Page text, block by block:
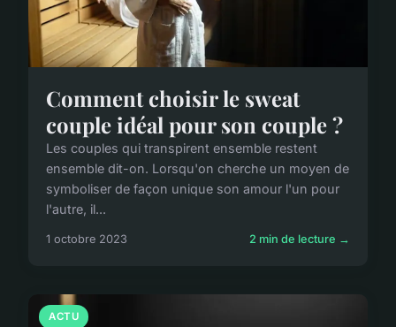
Comment choisir le sweat
couple idéal pour son couple ?
Les couples qui transpirent ensemble restent
ensemble dit-on. Lorsqu'on cherche un moyen de
symboliser de façon unique son amour l'un pour
l'autre, il...
1 octobre 2023 2 min de lecture →
ACTU